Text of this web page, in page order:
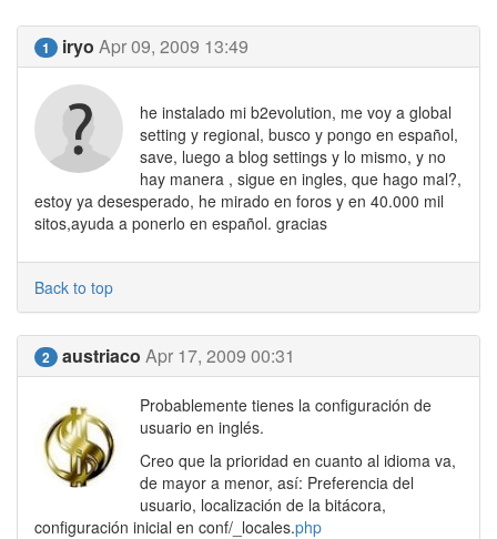
1 iryo Apr 09, 2009 13:49
he instalado mi b2evolution, me voy a global
setting y regional, busco y pongo en español,
save, luego a blog settings y lo mismo, y no
hay manera , sigue en ingles, que hago mal?,
estoy ya desesperado, he mirado en foros y en 40.000 mil
sitos,ayuda a ponerlo en español. gracias
Back to top
2 austriaco Apr 17, 2009 00:31
Probablemente tienes la configuración de
usuario en inglés.
Creo que la prioridad en cuanto al idioma va,
de mayor a menor, así: Preferencia del
usuario, localización de la bitácora,
configuración inicial en conf/_locales.php